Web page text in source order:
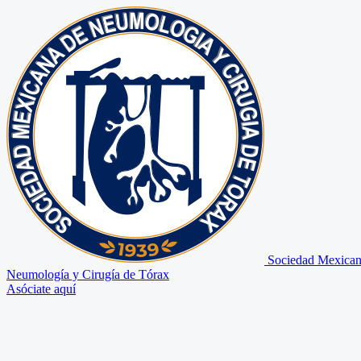
Sociedad
Neumología y Cirugía de Tórax
Asóciate aquí